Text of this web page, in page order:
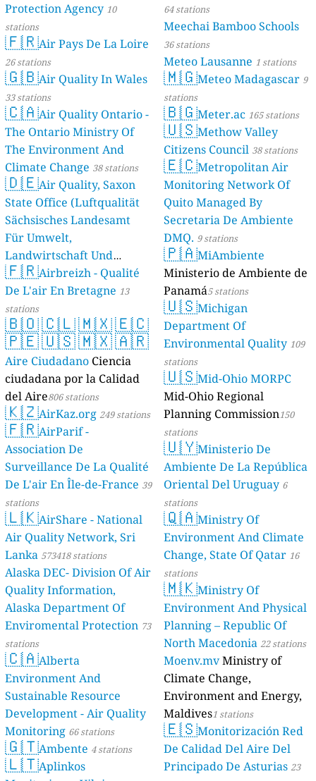
Protection Agency 10
stations
🇫🇷Air Pays De La Loire
26 stations
🇬🇧Air Quality In Wales
33 stations
🇨🇦Air Quality Ontario -
The Ontario Ministry Of
The Environment And
Climate Change 38 stations
🇩🇪Air Quality, Saxon
State Office (Luftqualität
Sächsisches Landesamt
Für Umwelt,
Landwirtschaft Und
Geologie) 50 stations
🇫🇷Airbreizh - Qualité
De L'air En Bretagne 13
stations
🇧🇴🇨🇱🇲🇽🇪🇨
🇵🇪🇺🇸🇲🇽🇦🇷
Aire Ciudadano Ciencia
ciudadana por la Calidad
del Aire806 stations
🇰🇿AirKaz.org 249 stations
🇫🇷AirParif -
Association De
Surveillance De La Qualité
De L'air En Île-de-France 39
stations
🇱🇰AirShare - National
Air Quality Network, Sri
Lanka 573418 stations
Alaska DEC- Division Of Air
Quality Information,
Alaska Department Of
Enviromental Protection 73
stations
🇨🇦Alberta
Environment And
Sustainable Resource
Development - Air Quality
Monitoring 66 stations
🇬🇹Ambente 4 stations
🇱🇹Aplinkos
64 stations
Meechai Bamboo Schools
36 stations
Meteo Lausanne 1 stations
🇲🇬Meteo Madagascar 9
stations
🇧🇬Meter.ac 165 stations
🇺🇸Methow Valley
Citizens Council 38 stations
🇪🇨Metropolitan Air
Monitoring Network Of
Quito Managed By
Secretaria De Ambiente
DMQ. 9 stations
🇵🇦MiAmbiente
Ministerio de Ambiente de
Panamá5 stations
🇺🇸Michigan
Department Of
Environmental Quality 109
stations
🇺🇸Mid-Ohio MORPC
Mid-Ohio Regional
Planning Commission150
stations
🇺🇾Ministerio De
Ambiente De La República
Oriental Del Uruguay 6
stations
🇶🇦Ministry Of
Environment And Climate
Change, State Of Qatar 16
stations
🇲🇰Ministry Of
Environment And Physical
Planning – Republic Of
North Macedonia 22 stations
Moenv.mvMinistry of
Climate Change,
Environment and Energy,
Maldives1 stations
🇪🇸Monitorización Red
De Calidad Del Aire Del
Principado De Asturias 23